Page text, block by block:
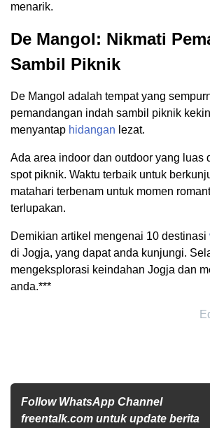
menarik.
De Mangol: Nikmati
Sambil Piknik
De Mangol adalah tempat yang
pemandangan indah sambil piknik
menyantap hidangan lezat.
Ada area indoor dan outdoor yang luas
spot piknik. Waktu terbaik untuk
matahari terbenam untuk momen
terlupakan.
Demikian artikel mengenai 10 destinasi
di Jogja, yang dapat anda kunjungi.
mengeksplorasi keindahan Jogja dan
anda.***
Follow WhatsApp Channel
freentalk.com untuk update berita